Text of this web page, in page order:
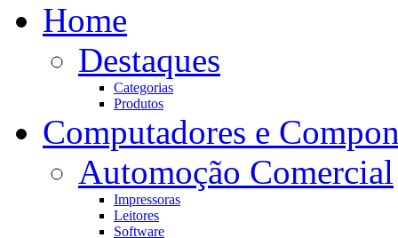
Home
Destaques
Categorias
Produtos
Computadores e
Automoção Comercial
Impressoras
Leitores
Software